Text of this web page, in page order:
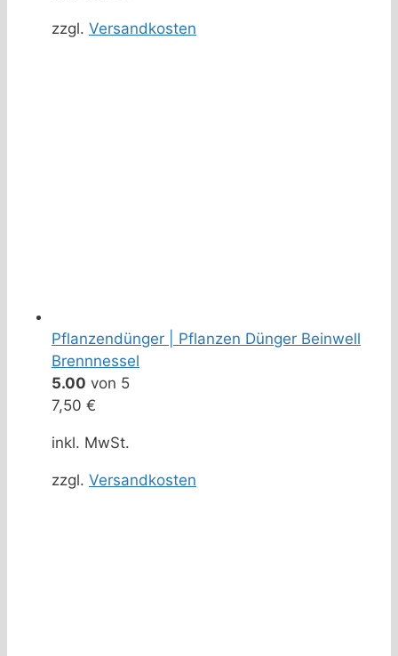
zzgl. Versandkosten
Pflanzendünger | Pflanzen Dünger Beinwell
Brennnessel
5.00 von 5
7,50 €
inkl. MwSt.
zzgl. Versandkosten